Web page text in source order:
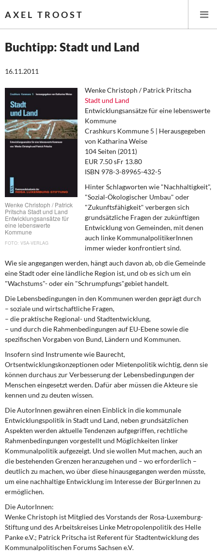
AXEL TROOST
Themen
Leitlinien linker Wirtschafts- und Finanzpolitik
Wirtschaftspolitik
Steuer- und Finanzpolitik
Eurokrise und Griechenland
DIE LINKE
Weitere Themen
Memo-Gruppe
Rosa-Luxemburg-Stiftung
Über mich
Kontakt
Buchtipp: Stadt und Land
16.11.2011
Wenke Christoph / Patrick
Pritscha Stadt und Land
Entwicklungsansätze für
eine lebenswerte
Kommune
VSA-VERLAG
Wenke Christoph / Patrick Pritscha
Stadt und Land
Entwicklungsansätze für eine lebenswerte
Kommune
Crashkurs Kommune 5 | Herausgegeben
von Katharina Weise
104 Seiten (2011)
EUR 7.50 sFr 13.80
ISBN 978-3-89965-432-5
Hinter Schlagworten wie "Nachhaltigkeit",
"Sozial-Ökologischer Umbau" oder
"Zukunftsfähigkeit" verbergen sich
grundsätzliche Fragen der zukünftigen
Entwicklung von Gemeinden, mit denen
auch linke KommunalpolitikerInnen
immer wieder konfrontiert sind.
Wie sie angegangen werden, hängt auch davon ab, ob die Gemeinde
eine Stadt oder eine ländliche Region ist, und ob es sich um ein
"Wachstums"- oder ein "Schrumpfungs"gebiet handelt.
Die Lebensbedingungen in den Kommunen werden geprägt durch
– soziale und wirtschaftliche Fragen,
– die praktische Regional- und Stadtentwicklung,
– und durch die Rahmenbedingungen auf EU-Ebene sowie die
spezifischen Vorgaben von Bund, Ländern und Kommunen.
Insofern sind Instrumente wie Baurecht,
Ortsentwicklungskonzeptionen oder Mietenpolitik wichtig, denn sie
können durchaus zur Verbesserung der Lebensbedingungen der
Menschen eingesetzt werden. Dafür aber müssen die Akteure sie
kennen und zu deuten wissen.
Die AutorInnen gewähren einen Einblick in die kommunale
Entwicklungspolitik in Stadt und Land, neben grundsätzlichen
Aspekten werden aktuelle Tendenzen aufgegriffen, rechtliche
Rahmenbedingungen vorgestellt und Möglichkeiten linker
Kommunalpolitik aufgezeigt. Und sie wollen Mut machen, auch an
die bestehenden Grenzen heranzugehen und – wo erforderlich –
deutlich zu machen, wo über diese hinausgegangen werden müsste,
um eine nachhaltige Entwicklung im Interesse der BürgerInnen zu
ermöglichen.
Die AutorInnen:
Wenke Christoph ist Mitglied des Vorstands der Rosa-Luxemburg-
Stiftung und des Arbeitskreises Linke Metropolenpolitik des Helle
Panke e.V.; Patrick Pritscha ist Referent für Stadtentwicklung des
Kommunalpolitischen Forums Sachsen e.V.